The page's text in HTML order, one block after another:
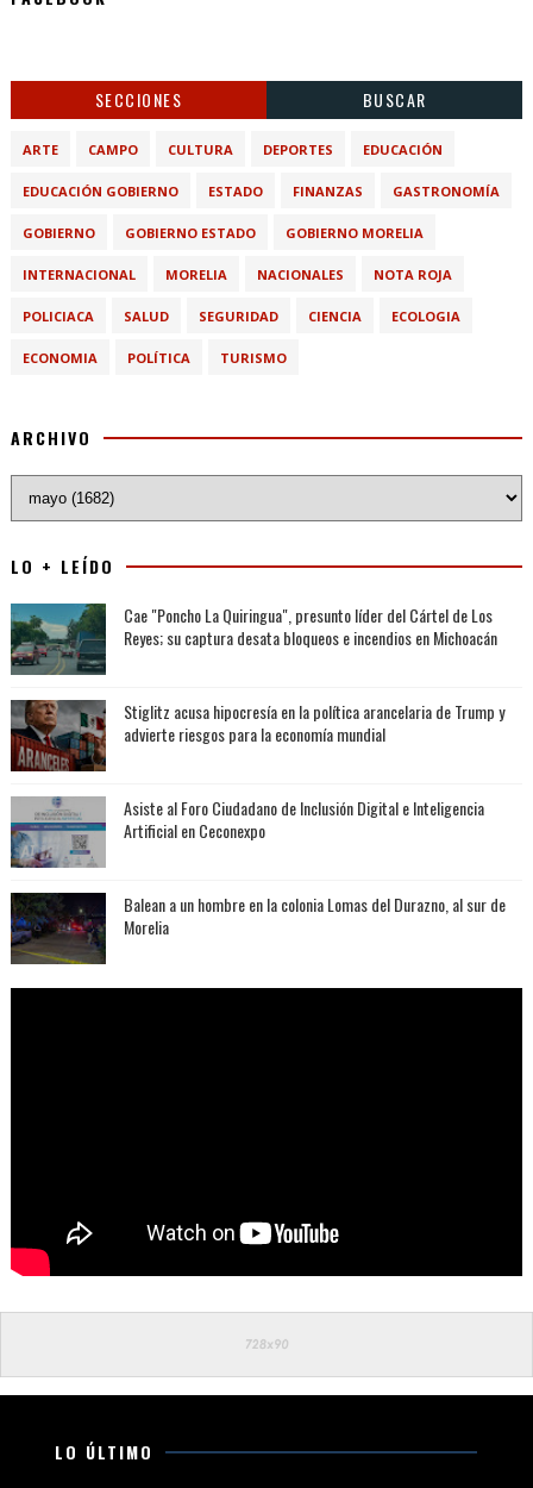
SECCIONES BUSCAR
ARTE CAMPO CULTURA DEPORTES EDUCACIÓN
EDUCACIÓN GOBIERNO ESTADO FINANZAS GASTRONOMÍA
GOBIERNO GOBIERNO ESTADO GOBIERNO MORELIA
INTERNACIONAL MORELIA NACIONALES NOTA ROJA
POLICIACA SALUD SEGURIDAD CIENCIA ECOLOGIA
ECONOMIA POLÍTICA TURISMO
ARCHIVO
LO + LEÍDO
Cae "Poncho La Quiringua", presunto líder del Cártel de Los
Reyes; su captura desata bloqueos e incendios en Michoacán
Stiglitz acusa hipocresía en la política arancelaria de Trump y
advierte riesgos para la economía mundial
Asiste al Foro Ciudadano de Inclusión Digital e Inteligencia
Artificial en Ceconexpo
Balean a un hombre en la colonia Lomas del Durazno, al sur de
Morelia
LO ÚLTIMO